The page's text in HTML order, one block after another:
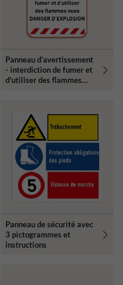
Panneau d'avertissement
- interdiction de fumer et
d'utiliser des flammes
Panneau de sécurité avec
3 pictogrammes et
instructions